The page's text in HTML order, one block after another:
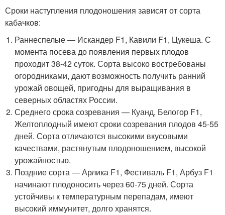
Сроки наступления плодоношения зависят от сорта
кабачков:
Раннеспелые — Искандер F1, Кавили F1, Цукеша. С
момента посева до появления первых плодов
проходит 38-42 суток. Сорта высоко востребованы
огородниками, дают возможность получить ранний
урожай овощей, пригодны для выращивания в
северных областях России.
Среднего срока созревания — Куанд, Белогор F1,
Желтоплодный имеют сроки созревания плодов 45-55
дней. Сорта отличаются высокими вкусовыми
качествами, растянутым плодоношением, высокой
урожайностью.
Поздние сорта — Арлика F1, Фестиваль F1, Арбуз F1
начинают плодоносить через 60-75 дней. Сорта
устойчивы к температурным перепадам, имеют
высокий иммунитет, долго хранятся.